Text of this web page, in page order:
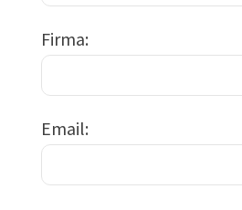
Firma
Email